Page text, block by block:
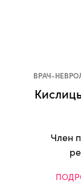
ВРАЧ-
Член